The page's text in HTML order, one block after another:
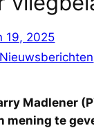
19, 2025
Nieuwsberichten
Madlener
mening te